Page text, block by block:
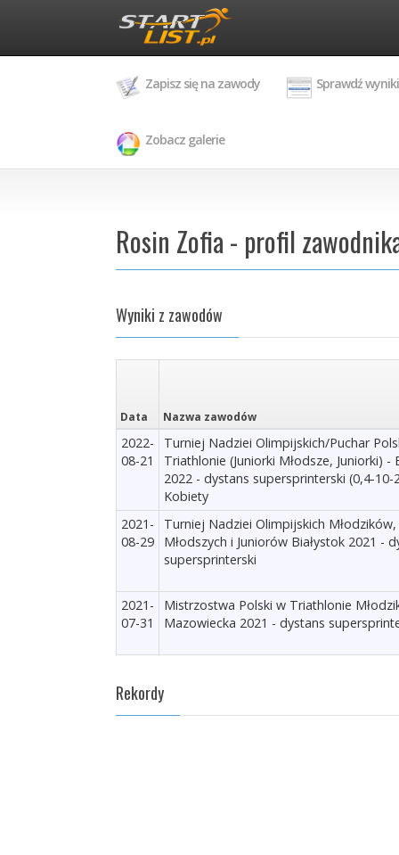
Zapisz się na zawody Sprawdź wyniki
Zobacz galerie
Rosin Zofia - profil
Wyniki z zawodów
Data Nazwa zawodów
2022-
08-21
Turniej Nadziei Olimpijskich/Puchar
Triathlonie (Juniorki Młodsze, Juniorki) -
2022 - dystans supersprinterski (0,4-10-
Kobiety
2021-
08-29
Turniej Nadziei Olimpijskich
Młodszych i Juniorów Białystok 2021 -
supersprinterski
2021-
07-31
Mistrzostwa Polski w Triathlonie
Mazowiecka 2021 - dystans
Rekordy